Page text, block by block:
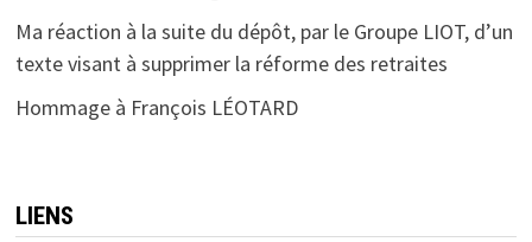
Ma réaction à la suite du dépôt, par le Groupe LIOT, d’un
texte visant à supprimer la réforme des retraites
Hommage à François LÉOTARD
LIENS